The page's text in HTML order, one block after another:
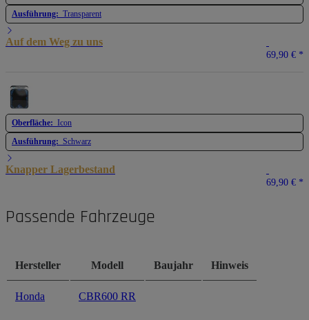
Ausführung: Transparent
Auf dem Weg zu uns
69,90 € *
Oberfläche: Icon
Ausführung: Schwarz
Knapper Lagerbestand
69,90 € *
Passende Fahrzeuge
Hersteller Modell Baujahr Hinweis
Honda CBR600 RR